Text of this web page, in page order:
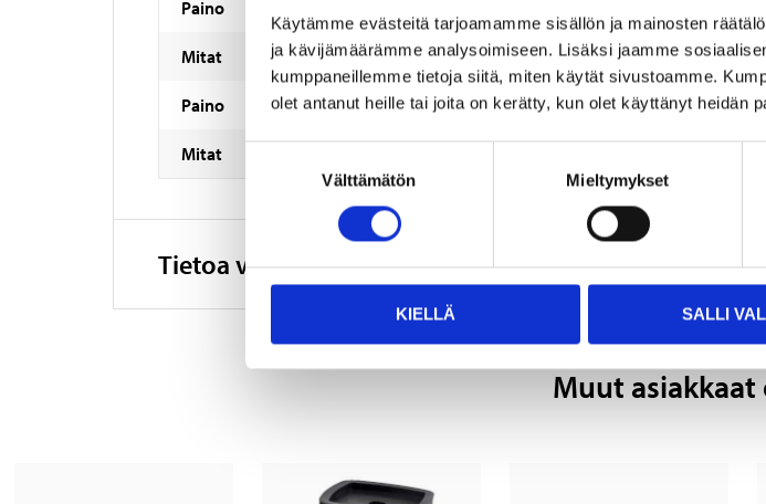
Käytämme evästeitä tarjoamamme sisällön ja mainosten
ja kävijämäärämme analysoimiseen. Lisäksi jaamme
kumppaneillemme tietoja siitä, miten käytät sivustoamme.
olet antanut heille tai joita on kerätty, kun olet käyttänyt heidän
Välttämätön Mieltymykset
KIELLÄ SALLI
Paino
Mitat
Paino
Mitat
Tietoa valmistajasta
Muut